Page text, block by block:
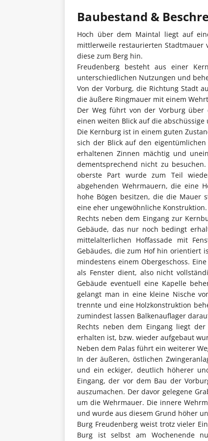
Baubestand &
Hoch über dem Maintal liegt auf
mittlerweile restaurierten
diese zum Berg hin.
Freudenberg besteht aus einer
unterschiedlichen Nutzungen und
Von der Vorburg, die Richtung Stadt
die äußere Ringmauer mit einem
Der Weg führt von der Vorburg
einen weiten Blick auf die
Die Kernburg ist in einem guten
sich der Blick auf den
erhaltenen Zinnen mächtig und
dementsprechend nicht zu
oberste Part wurde zum Teil
abgehenden Wehrmauern, die eine
hohe Bögen besitzen, die die Mauer
eine eher ungewöhnliche Konstruktion.
Rechts neben dem Eingang zur
Gebäude, das nur noch bedingt
mittelalterlichen Hoffassade mit
Gebäudes, die zum Hof hin orientiert
mindestens einem Obergeschoss.
als Fenster dient, also nicht
Gebäude eventuell eine Kapelle
gelangt man in eine kleine Nische
trennte und eine Holzkonstruktion
zumindest lassen Balkenauflager
Rechts neben dem Eingang liegt
erhalten ist, bzw. wieder aufgebaut
Neben dem Palas führt ein weiterer
In der äußeren, östlichen
und ein eckiger, deutlich höherer
Eingang, der vor dem Bau der
auszumachen. Der davor gelegene
um die Wehrmauer. Die innere
und wurde aus diesem Grund höher
Burg Freudenberg weist trotz vieler
Burg ist selbst am Wochenende